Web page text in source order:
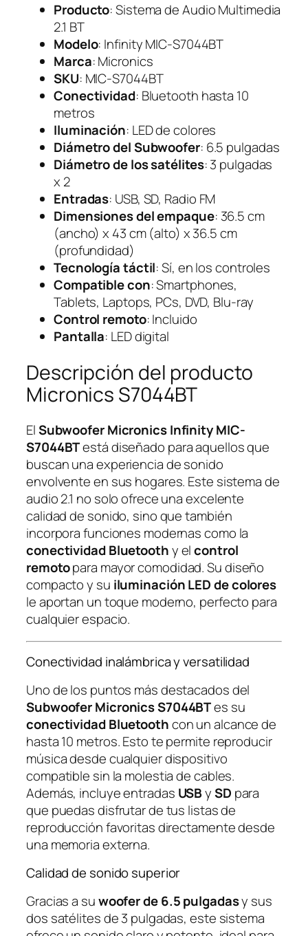
Producto: Sistema de Audio Multimedia
2.1 BT
Modelo: Infinity MIC-S7044BT
Marca: Micronics
SKU: MIC-S7044BT
Conectividad: Bluetooth hasta 10
metros
Iluminación: LED de colores
Diámetro del Subwoofer: 6.5 pulgadas
Diámetro de los satélites: 3 pulgadas
x 2
Entradas: USB, SD, Radio FM
Dimensiones del empaque: 36.5 cm
(ancho) x 43 cm (alto) x 36.5 cm
(profundidad)
Tecnología táctil: Sí, en los controles
Compatible con: Smartphones,
Tablets, Laptops, PCs, DVD, Blu-ray
Control remoto: Incluido
Pantalla: LED digital
Descripción del producto
Micronics S7044BT
ElSubwoofer Micronics Infinity MIC-
S7044BTestá diseñado para aquellos que
buscan una experiencia de sonido
envolvente en sus hogares. Este sistema de
audio 2.1 no solo ofrece una excelente
calidad de sonido, sino que también
incorpora funciones modernas como la
conectividad Bluetoothy elcontrol
remotopara mayor comodidad. Su diseño
compacto y su iluminación LED de colores
le aportan un toque moderno, perfecto para
cualquier espacio.
Conectividad inalámbrica y versatilidad
Uno de los puntos más destacados del
Subwoofer Micronics S7044BTes su
conectividad Bluetoothcon un alcance de
hasta 10 metros. Esto te permite reproducir
música desde cualquier dispositivo
compatible sin la molestia de cables.
Además, incluye entradas USBySD para
que puedas disfrutar de tus listas de
reproducción favoritas directamente desde
una memoria externa.
Calidad de sonido superior
Gracias a suwoofer de 6.5 pulgadasy sus
dos satélites de 3 pulgadas, este sistema